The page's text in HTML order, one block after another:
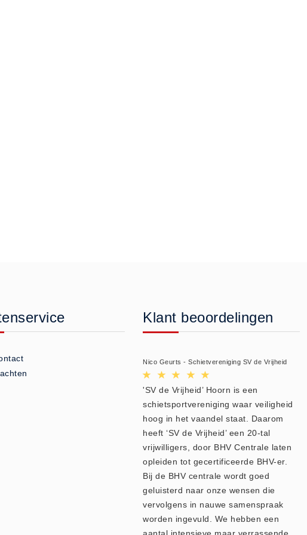
Klant beoordelingen
Nico Geurts - Schietvereniging SV de Vrijheid
'SV de Vrijheid’ Hoorn is een
schietsportvereniging waar veiligheid
hoog in het vaandel staat. Daarom
heeft ‘SV de Vrijheid’ een 20-tal
vrijwilligers, door BHV Centrale laten
opleiden tot gecertificeerde BHV-er.
Bij de BHV centrale wordt goed
geluisterd naar onze wensen die
vervolgens in nauwe samenspraak
worden ingevuld. We hebben een